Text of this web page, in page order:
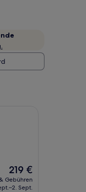
Der
Preis
beträgt
219 €
Gebühren
Sept.